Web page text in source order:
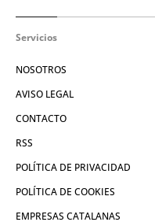
Servicios
NOSOTROS
AVISO LEGAL
CONTACTO
RSS
POLÍTICA DE PRIVACIDAD
POLÍTICA DE COOKIES
EMPRESAS CATALANAS